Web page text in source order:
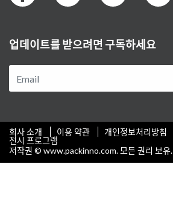
업데이트를 받으려면 구독하세요
회사 소개 이용 약관 개인정보처리방침
전시 프로그램
저작권 © www.packinno.com. 모든 권리 보유.